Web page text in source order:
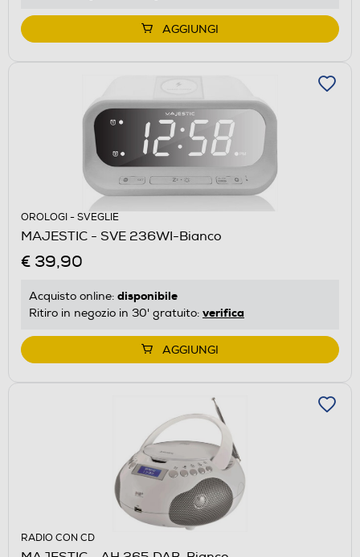
AGGIUNGI
OROLOGI - SVEGLIE
MAJESTIC - SVE 236WI-Bianco
€ 39,90
Acquisto online: disponibile
Ritiro in negozio in 30' gratuito: verifica
AGGIUNGI
RADIO CON CD